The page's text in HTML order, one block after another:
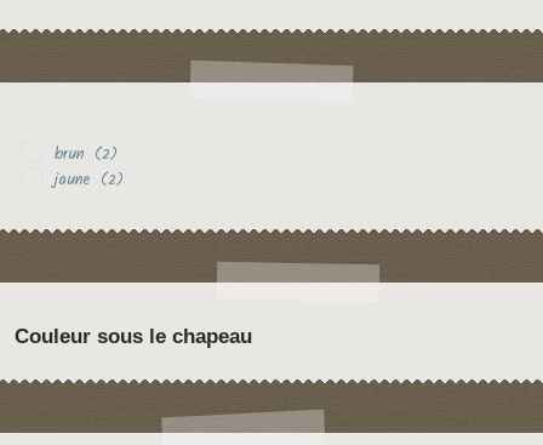
brun (2)
jaune (2)
Couleur sous le chapeau